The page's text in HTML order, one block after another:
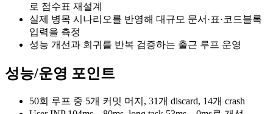
로 점수표 재설계
실제 병목 시나리오를 반영해 대규모 문서·표·코드블록
입력을 측정
성능 개선과 회귀를 반복 검증하는 출근 루프 운영
성능/운영 포인트
50회 루프 중 5개 커밋 머지, 31개 discard, 14개 crash